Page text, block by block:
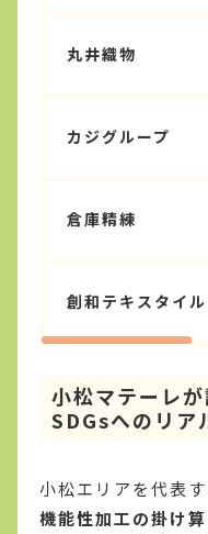
丸井織物
カジグループ
倉庫精練
創和テキスタイル
小松マテーレ
SDGsへのリア
小松エリアを代表す
機能性加工の掛け算